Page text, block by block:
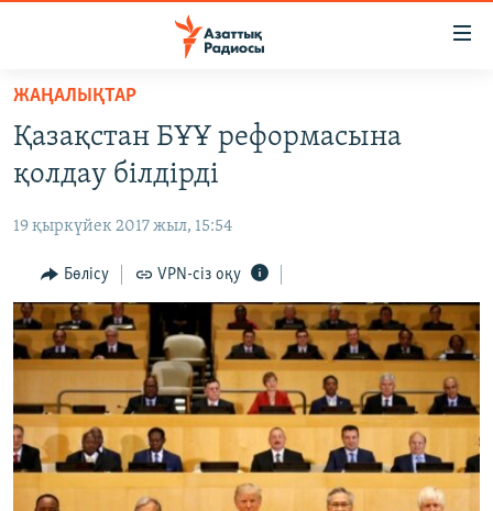
Skip
main
content
to
Navigation
Skip
to
Search
САЯСАТ
AZATTYQTV
ҚАҢТАР ОҚИҒАСЫ
АДАМ ҚҰҚЫҚТАРЫ
ӘЛЕУМЕТ
ӘЛЕМ
АРНАЙЫ ЖОБАЛАР
Русский
ЖАҢАЛЫҚТАР
Қазақстан БҰҰ реформасына
қолдау білдірді
19 қыркүйек 2017 жыл, 15:54
Бөлісу VPN-сіз оқу